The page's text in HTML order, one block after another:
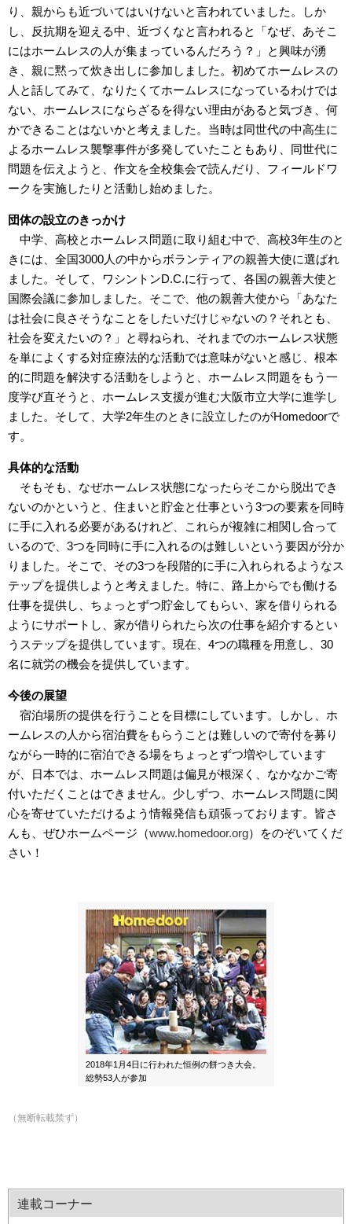
り、親からも近づいてはいけないと言われていました。しか
し、反抗期を迎える中、近づくなと言われると「なぜ、あそこ
にはホームレスの人が集まっているんだろう？」と興味が湧
き、親に黙って炊き出しに参加しました。初めてホームレスの
人と話してみて、なりたくてホームレスになっているわけでは
ない、ホームレスにならざるを得ない理由があると気づき、何
かできることはないかと考えました。当時は同世代の中高生に
よるホームレス襲撃事件が多発していたこともあり、同世代に
問題を伝えようと、作文を全校集会で読んだり、フィールドワ
ークを実施したりと活動し始めました。
団体の設立のきっかけ
中学、高校とホームレス問題に取り組む中で、高校3年生のと
きには、全国3000人の中からボランティアの親善大使に選ばれ
ました。そして、ワシントンD.C.に行って、各国の親善大使と
国際会議に参加しました。そこで、他の親善大使から「あなた
は社会に良さそうなことをしたいだけじゃないの？それとも、
社会を変えたいの？」と尋ねられ、それまでのホームレス状態
を単によくする対症療法的な活動では意味がないと感じ、根本
的に問題を解決する活動をしようと、ホームレス問題をもう一
度学び直そうと、ホームレス支援が進む大阪市立大学に進学し
ました。そして、大学2年生のときに設立したのがHomedoorで
す。
具体的な活動
そもそも、なぜホームレス状態になったらそこから脱出でき
ないのかというと、住まいと貯金と仕事という3つの要素を同時
に手に入れる必要があるけれど、これらが複雑に相関し合って
いるので、3つを同時に手に入れるのは難しいという要因が分か
りました。そこで、その3つを段階的に手に入れられるようなス
テップを提供しようと考えました。特に、路上からでも働ける
仕事を提供し、ちょっとずつ貯金してもらい、家を借りられる
ようにサポートし、家が借りられたら次の仕事を紹介するとい
うステップを提供しています。現在、4つの職種を用意し、30
名に就労の機会を提供しています。
今後の展望
宿泊場所の提供を行うことを目標にしています。しかし、ホ
ームレスの人から宿泊費をもらうことは難しいので寄付を募り
ながら一時的に宿泊できる場をちょっとずつ増やしています
が、日本では、ホームレス問題は偏見が根深く、なかなかご寄
付いただくことはできません。少しずつ、ホームレス問題に関
心を寄せていただけるよう情報発信も頑張っております。皆さ
んも、ぜひホームページ（www.homedoor.org）をのぞいてくだ
さい！
2018年1月4日に行われた恒例の餅つき大会。
総勢53人が参加
（無断転載禁ず）
連載コーナー